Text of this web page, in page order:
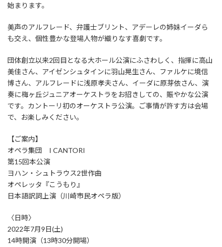
始まります。
美声のアルフレード、弁護士ブリント、アデーレの姉妹イーダら
も交え、個性豊かな登場人物が織りなす喜劇です。
団体創立以来2回目となる大ホール公演にふさわしく、指揮に高山
美佳さん、アイゼンシュタインに羽山晃生さん、ファルケに境信
博さん、アルフレードに浅原孝夫さん、イーダに原芽依さん、演
奏に梅ヶ丘ジュニアオーケストラをお招きしての、賑やかな公演
です。カントーリ初のオーケストラ公演。ご事情が許す方は会場
で、お楽しみください。
【ご案内】
オペラ集団 I CANTORI
第15回本公演
ヨハン・シュトラウス2世作曲
オペレッタ『こうもり』
日本語訳詞上演（川崎市民オペラ版）
〈日時〉
2022年7月9日(土)
14時開演（13時30分開場）